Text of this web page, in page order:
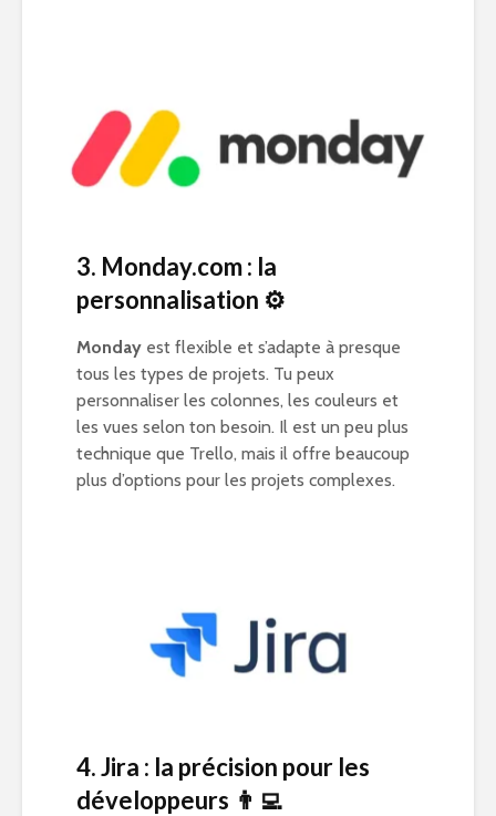
3. Monday.com : la
personnalisation ⚙️
Monday est flexible et s’adapte à presque
tous les types de projets. Tu peux
personnaliser les colonnes, les couleurs et
les vues selon ton besoin. Il est un peu plus
technique que Trello, mais il offre beaucoup
plus d’options pour les projets complexes.
4. Jira : la précision pour les
développeurs 👨‍💻